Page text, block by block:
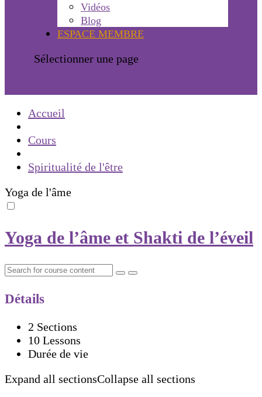
Vidéos
Blog
ESPACE MEMBRE
Sélectionner une page
Accueil
Cours
Spiritualité de l'être
Yoga de l'âme
Yoga de l’âme et Shakti de l’éveil
Détails
2 Sections
10 Lessons
Durée de vie
Expand all sectionsCollapse all sections